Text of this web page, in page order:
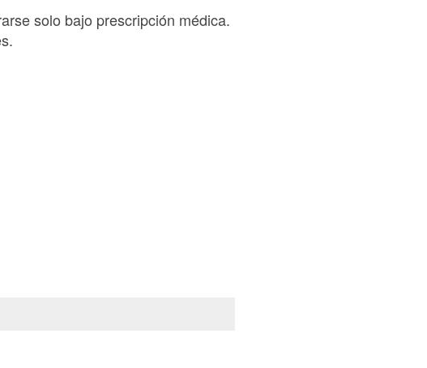
solo bajo prescripción médica.